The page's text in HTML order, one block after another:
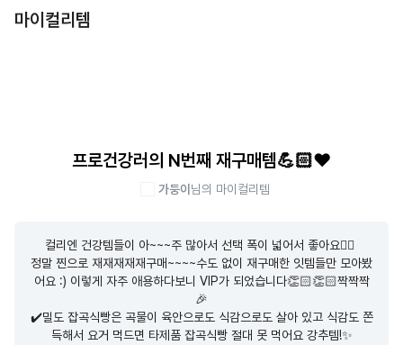
마이컬리템
프로건강러의 N번째 재구매템💪🏻❤️
가둥이 님의 마이컬리템
컬리엔 건강템들이 아~~~주 많아서 선택 폭이 넓어서 좋아요👍🏻
정말 찐으로 재재재재재구매~~~~수도 없이 재구매한 잇템들만 모아봤
어요 :) 이렇게 자주 애용하다보니 VIP가 되었습니다👏🏻👏🏻짝짝짝
🎉
✔️밀도 잡곡식빵은 곡물이 육안으로도 식감으로도 살아 있고 식감도 쫀
득해서 요거 먹드면 타제품 잡곡식빵 절대 못 먹어요 강추템!✨